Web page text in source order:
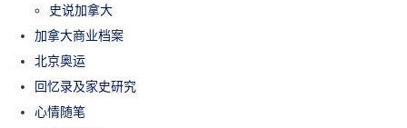
史说加拿大
加拿大商业档案
北京奥运
回忆录及家史研究
心情随笔